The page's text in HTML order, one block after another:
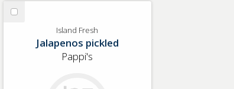
Välj
Island Fresh
Jalapenos pickled
Pappi's